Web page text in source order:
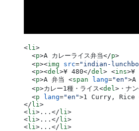
<li >
  <
p>A カレーライス弁当</p>
  <
p><img src="indian-
  <
p><del >¥ 480</del > <ins>¥
  <
p>A 弁当 <span lang="en"
  <
p>カレー1種・ライス<del >・ナ
  <
p lang="en">1 Curry, Rice
</ li >
<li >...</ li >
<li >...</ li >
<li >...</ li >